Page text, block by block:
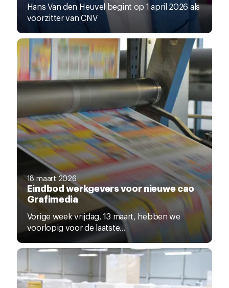
Hans Van den Heuvel begint op 1 april 2026 als
voorzitter van CNV
18 maart 2026
Eindbod werkgevers voor nieuwe cao
Grafimedia
Vorige week vrijdag, 13 maart, hebben we
voorlopig voor de laatste...